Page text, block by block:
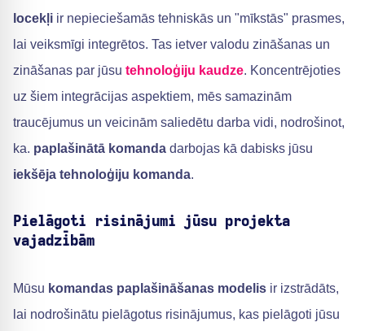
locekļi ir nepieciešamās tehniskās un "mīkstās" prasmes,
lai veiksmīgi integrētos. Tas ietver valodu zināšanas un
zināšanas par jūsu tehnoloģiju kaudze. Koncentrējoties
uz šiem integrācijas aspektiem, mēs samazinām
traucējumus un veicinām saliedētu darba vidi, nodrošinot,
ka. paplašinātā komanda darbojas kā dabisks jūsu
iekšēja tehnoloģiju komanda.
Pielāgoti risinājumi jūsu projekta
vajadzībām
Mūsu komandas paplašināšanas modelis ir izstrādāts,
lai nodrošinātu pielāgotus risinājumus, kas pielāgoti jūsu